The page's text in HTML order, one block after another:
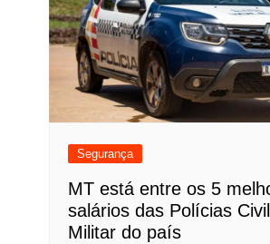
Segurança
MT está entre os 5
salários das Polícias
Militar do país